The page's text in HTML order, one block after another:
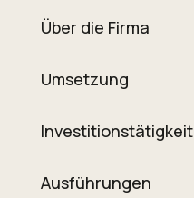
Über die Firma
Umsetzung
Investitionstätigkeit
Ausführungen